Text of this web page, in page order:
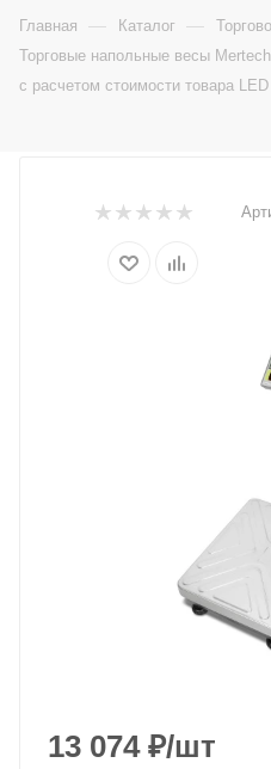
Главная — Каталог —
Торговые напольные весы
с расчетом стоимости товара LED
13 074₽/шт